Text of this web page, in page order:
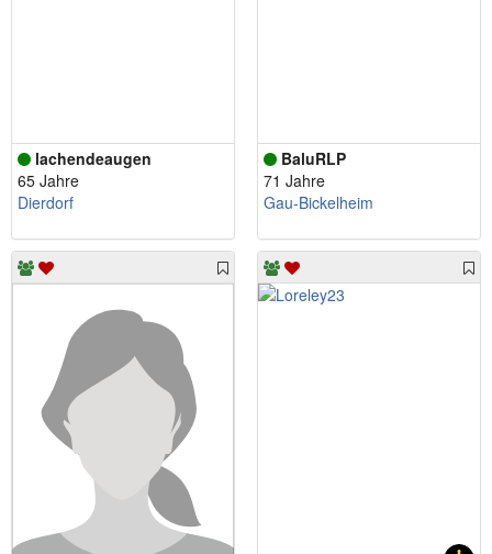
lachendeaugen
65 Jahre
Dierdorf
BaluRLP
71 Jahre
Gau-Bickelheim